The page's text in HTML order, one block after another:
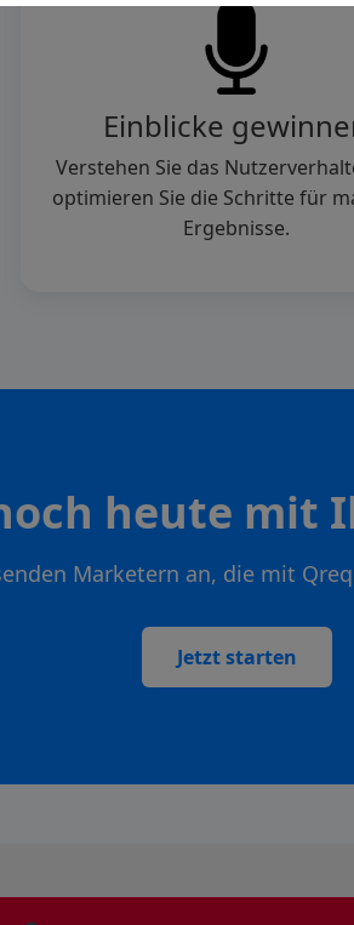
Einblicke
Verstehen Sie das
optimieren Sie die Schritte für
Ergebnisse.
heute mit
Marketern an, die mit
Jetzt starten